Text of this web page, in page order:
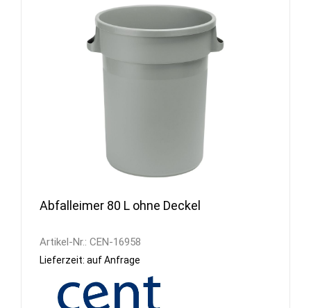
Abfalleimer 80 L ohne Deckel
Artikel-Nr.: CEN-16958
Lieferzeit: auf Anfrage